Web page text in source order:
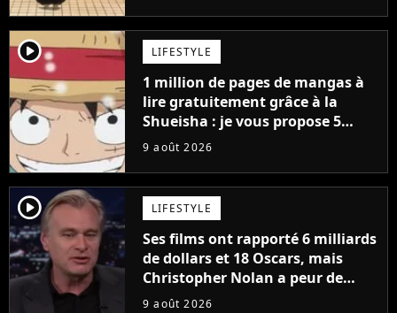
player2 LIFESTYLE
1 million de pages de mangas à
lire gratuitement grâce à la
Shueisha : je vous propose 5
mangas jamais sortis en France
9 août 2026
player2 LIFESTYLE
Ses films ont rapporté 6 milliards
de dollars et 18 Oscars, mais
Christopher Nolan a peur de
tourner un genre de films très
9 août 2026